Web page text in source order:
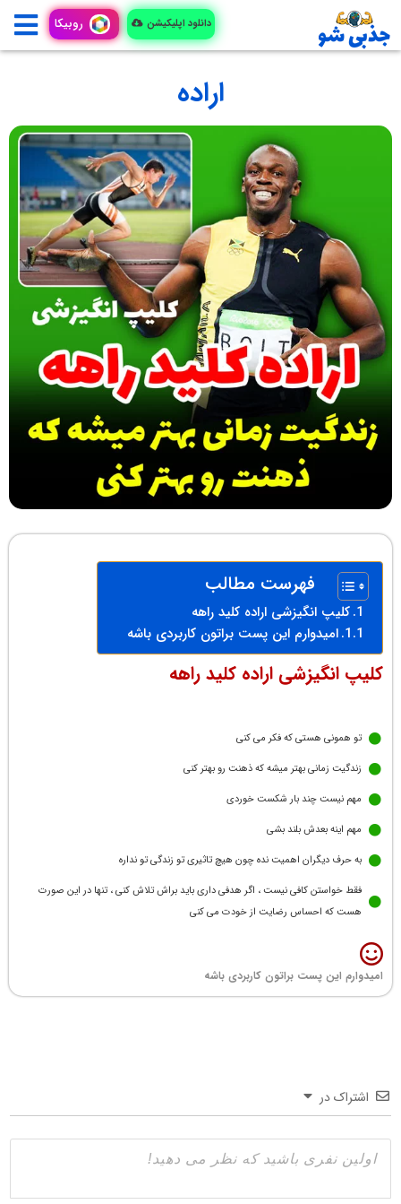
روبیکا دانلود اپلیکیشن
اراده
فهرست مطالب
کلیپ انگیزشی اراده کلید راهه
امیدوارم این پست براتون کاربردی باشه
کلیپ انگیزشی اراده کلید راهه
تو همونی هستی که فکر می کنی
زندگیت زمانی بهتر میشه که ذهنت رو بهتر کنی
مهم نیست چند بار شکست خوردی
مهم اینه بعدش بلند بشی
به حرف دیگران اهمیت نده چون هیچ تاثیری تو زندگی تو نداره
فقط خواستن کافی نیست ، اگر هدفی داری باید براش تلاش کنی ، تنها در این صورت
هست که احساس رضایت از خودت می کنی
امیدوارم این پست براتون کاربردی باشه
اشتراک در